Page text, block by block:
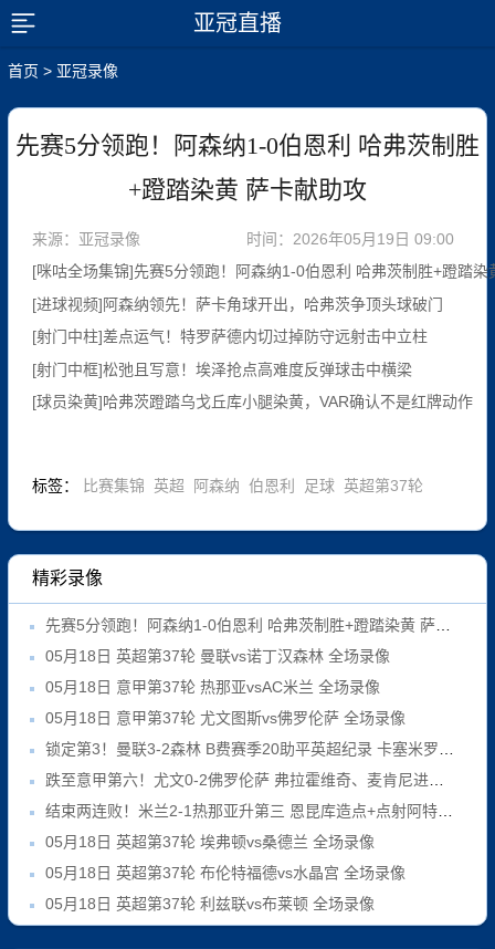
亚冠直播
首页 > 亚冠录像
先赛5分领跑！阿森纳1-0伯恩利 哈弗茨制胜
+蹬踏染黄 萨卡献助攻
来源：亚冠录像
时间：2026年05月19日 09:00
[咪咕全场集锦]先赛5分领跑！阿森纳1-0伯恩利 哈弗茨制胜+蹬踏染
[进球视频]阿森纳领先！萨卡角球开出，哈弗茨争顶头球破门
[射门中柱]差点运气！特罗萨德内切过掉防守远射击中立柱
[射门中框]松弛且写意！埃泽抢点高难度反弹球击中横梁
[球员染黄]哈弗茨蹬踏乌戈丘库小腿染黄，VAR确认不是红牌动作
标签： 比赛集锦 英超 阿森纳 伯恩利 足球 英超第37轮
精彩录像
先赛5分领跑！阿森纳1-0伯恩利 哈弗茨制胜+蹬踏染黄 萨卡献助攻
05月18日 英超第37轮 曼联vs诺丁汉森林 全场录像
05月18日 意甲第37轮 热那亚vsAC米兰 全场录像
05月18日 意甲第37轮 尤文图斯vs佛罗伦萨 全场录像
锁定第3！曼联3-2森林 B费赛季20助平英超纪录 卡塞米罗主场告别
跌至意甲第六！尤文0-2佛罗伦萨 弗拉霍维奇、麦肯尼进球被吹
结束两连败！米兰2-1热那亚升第三 恩昆库造点+点射阿特卡梅破门
05月18日 英超第37轮 埃弗顿vs桑德兰 全场录像
05月18日 英超第37轮 布伦特福德vs水晶宫 全场录像
05月18日 英超第37轮 利兹联vs布莱顿 全场录像